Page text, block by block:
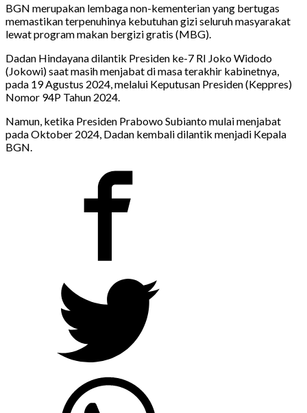
BGN merupakan lembaga non-kementerian yang bertugas
memastikan terpenuhinya kebutuhan gizi seluruh masyarakat
lewat program makan bergizi gratis (MBG).
Dadan Hindayana dilantik Presiden ke-7 RI Joko Widodo
(Jokowi) saat masih menjabat di masa terakhir kabinetnya,
pada 19 Agustus 2024, melalui Keputusan Presiden (Keppres)
Nomor 94P Tahun 2024.
Namun, ketika Presiden Prabowo Subianto mulai menjabat
pada Oktober 2024, Dadan kembali dilantik menjadi Kepala
BGN.